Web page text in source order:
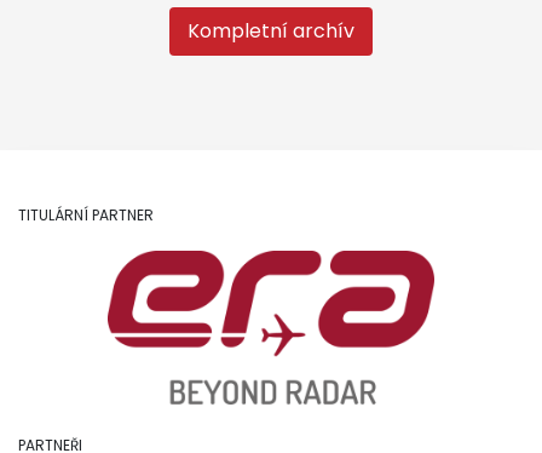
Kompletní archív
TITULÁRNÍ PARTNER
PARTNEŘI